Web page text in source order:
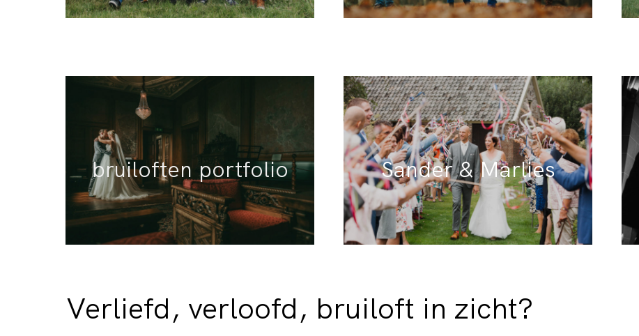
Sander & Marlies
bruiloften portfolio
Verliefd, verloofd, bruiloft in zicht?